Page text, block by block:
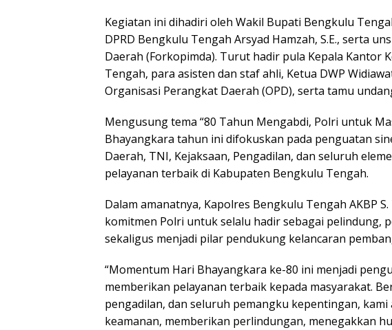
Kegiatan ini dihadiri oleh Wakil Bupati Bengkulu
DPRD Bengkulu Tengah Arsyad Hamzah, S.E., serta
Daerah (Forkopimda). Turut hadir pula Kepala Kantor
Tengah, para asisten dan staf ahli, Ketua DWP
Organisasi Perangkat Daerah (OPD), serta tamu
Mengusung tema “80 Tahun Mengabdi, Polri untuk
Bhayangkara tahun ini difokuskan pada penguatan
Daerah, TNI, Kejaksaan, Pengadilan, dan seluruh
pelayanan terbaik di Kabupaten Bengkulu Tengah.
Dalam amanatnya, Kapolres Bengkulu Tengah AKBP
komitmen Polri untuk selalu hadir sebagai pelindung,
sekaligus menjadi pilar pendukung kelancaran
“Momentum Hari Bhayangkara ke-80 ini menjadi
memberikan pelayanan terbaik kepada masyarakat.
pengadilan, dan seluruh pemangku kepentingan,
keamanan, memberikan perlindungan, menegakkan